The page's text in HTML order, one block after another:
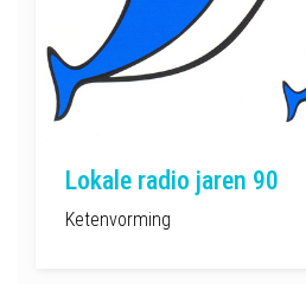
Lokale radio jaren 90
Ketenvorming